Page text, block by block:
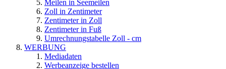
Meilen in Seemeilen
Zoll in Zentimeter
Zentimeter in Zoll
Zentimeter in Fuß
Umrechnungstabelle Zoll - cm
WERBUNG
Mediadaten
Werbeanzeige bestellen